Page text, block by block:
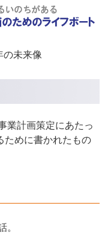
の未来像
業計画策定にあたっ
ために書かれたもの
。